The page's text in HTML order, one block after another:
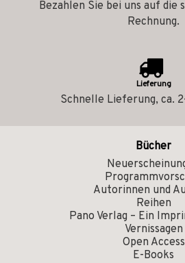
Bezahlen Sie bei uns auf die
Rechnung.
Lieferung
Schnelle Lieferung, ca.
Bücher
Autorinnen und
Reihen
Pano Verlag – Ein
Vernissagen
Open Access
E-Books